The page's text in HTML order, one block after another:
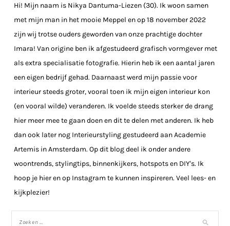
Hi! Mijn naam is Nikya Dantuma-Liezen (30). Ik woon samen
met mijn man in het mooie Meppel en op 18 november 2022
zijn wij trotse ouders geworden van onze prachtige dochter
Imara! Van origine ben ik afgestudeerd grafisch vormgever met
als extra specialisatie fotografie. Hierin heb ik een aantal jaren
een eigen bedrijf gehad. Daarnaast werd mijn passie voor
interieur steeds groter, vooral toen ik mijn eigen interieur kon
(en vooral wilde) veranderen. Ik voelde steeds sterker de drang
hier meer mee te gaan doen en dit te delen met anderen. Ik heb
dan ook later nog Interieurstyling gestudeerd aan Academie
Artemis in Amsterdam. Op dit blog deel ik onder andere
woontrends, stylingtips, binnenkijkers, hotspots en DIY's. Ik
hoop je hier en op Instagram te kunnen inspireren. Veel lees- en
kijkplezier!